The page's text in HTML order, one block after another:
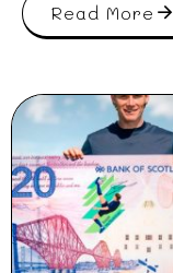
Read More